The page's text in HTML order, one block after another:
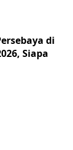
di
Siapa